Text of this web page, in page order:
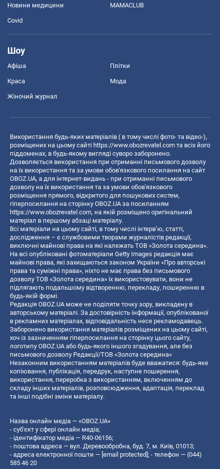
Новини медицини MAMACLUB
Covid
Шоу
Афіша Плітки
Краса Мода
Жіночий журнал
Використання будь-яких матеріалів ( в тому числі фото- та відео-),
розміщених на цьому сайті https://www.obozrevatel.com та всіх його
піддоменах, в будь-якому вигляді суворо заборонено.
Дозволяється використання при отриманні письмового дозволу
на їх використання та за умови обов'язкового посилання на сайт
OBOZ.UA, а для інтернет-видань - при отриманні письмового
дозволу на їх використання та за умови обов'язкового
розміщення прямого, відкритого для пошукових систем,
гіперпосилання на сторінку OBOZ.UA за посиланням
https://www.obozrevatel.com, на якій розміщено оригінальний
матеріал в першому абзаці матеріалу.
Всі матеріали на цьому сайті, в тому числі інтерв’ю, статті,
дослідження – є службовими творами журналістів редакції,
виключні майнові права на які належать ТОВ «Золота середина».
На всі опубліковані фотоматеріали Getty Images редакція має
майнові права, які захищаються законом України «Про авторські
права та суміжні права», ніхто не має права без письмового
дозволу ТОВ «Золота середина» їх використовувати, вони не
підлягають подальшому відтворенню, перекладу, поширенню в
будь-якій формі.
Редакція OBOZ.UA може не поділяти точку зору, викладену в
авторському матеріалі. За достовірність інформації, опублікованої
в рекламних матеріалах, відповідальність несе рекламодавець.
Заборонено використання матеріалів розміщених на цьому сайті,
хоч із зазначенням гіперпосилання на сторінку цього сайту,
логотипу OBOZ.UA або будь-якого іншого згадування, але без
письмового дозволу Редакції/ТОВ «Золота середина»
Незаконним використанням матеріалів буде вважатися: будь-яке
копiювання, публiкацiя, передрук, наступне поширення,
використання, переробка з використанням, включенням до
складу інших матеріалів, розповсюдження, адаптація, переклад
та інші подібні зміни матеріалу.
Назва онлайн медіа — «OBOZ.UA»
- суб'єкт у сфері онлайн медіа;
- ідентифікатор медіа — R40-06156;
- поштова адреса — вул. Деревообробна, буд. 7, м. Київ, 01013;
- адреса електронної пошти — [email protected] ; - телефон — (044)
585 46 20